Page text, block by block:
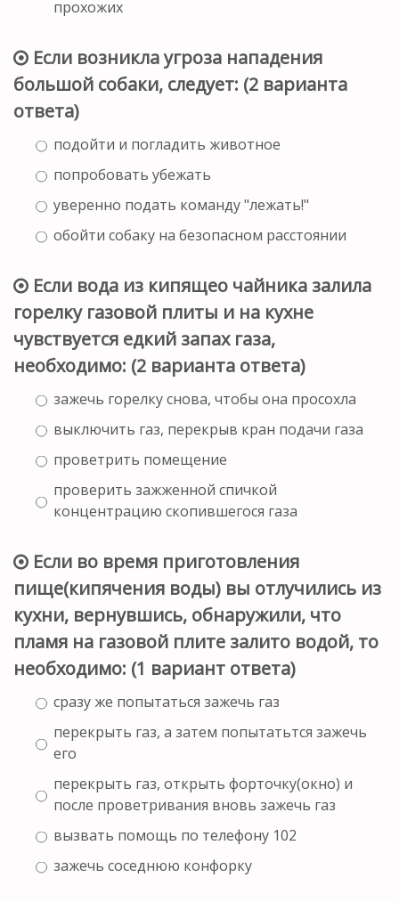
прохожих
Если возникла угроза нападения
большой собаки, следует: (2 варианта
ответа)
подойти и погладить животное
попробовать убежать
уверенно подать команду "лежать!"
обойти собаку на безопасном расстоянии
Если вода из кипящео чайника залила
горелку газовой плиты и на кухне
чувствуется едкий запах газа,
необходимо: (2 варианта ответа)
зажечь горелку снова, чтобы она просохла
выключить газ, перекрыв кран подачи газа
проветрить помещение
проверить зажженной спичкой
концентрацию скопившегося газа
Если во время приготовления
пище(кипячения воды) вы отлучились из
кухни, вернувшись, обнаружили, что
пламя на газовой плите залито водой, то
необходимо: (1 вариант ответа)
сразу же попытаться зажечь газ
перекрыть газ, а затем попытатьтся зажечь
его
перекрыть газ, открыть форточку(окно) и
после проветривания вновь зажечь газ
вызвать помощь по телефону 102
зажечь соседнюю конфорку